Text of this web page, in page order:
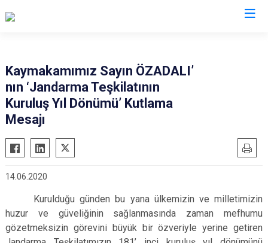
Beşiri
Gercüş
Kozluk
Kaymakamımız Sayın ÖZADALI’
nın ‘Jandarma Teşkilatının
Kuruluş Yıl Dönümü’ Kutlama
Mesajı
14.06.2020
Kurulduğu günden bu yana ülkemizin ve milletimizin
huzur ve güveliğinin sağlanmasında zaman mefhumu
gözetmeksizin görevini büyük bir özveriyle yerine getiren